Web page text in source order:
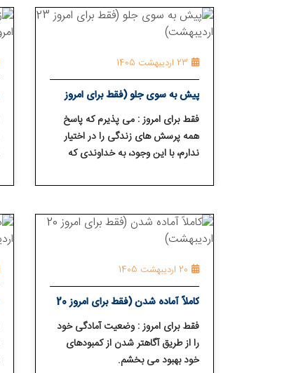
23 اردیبهشت 1405
پیش به سوی جلو (فقط برای امروز
23 اردیبهشت)
فقط برای امروز : می ⁯پذیرم که پاسخ
همه پرسش ⁯های زندگی را در اختیار
ندارم، با این وجود، به خداوندی که
بهبودی ادامه می ⁯دهم.
20 اردیبهشت 1405
کاملاً آماده شدن (فقط برای امروز 20
اردیبهشت)
فقط برای امروز : وضعیت آمادگی خود
را از طریق آگاه⁯تر شدن از کمبودهای
خود بهبود می⁯ بخشم.